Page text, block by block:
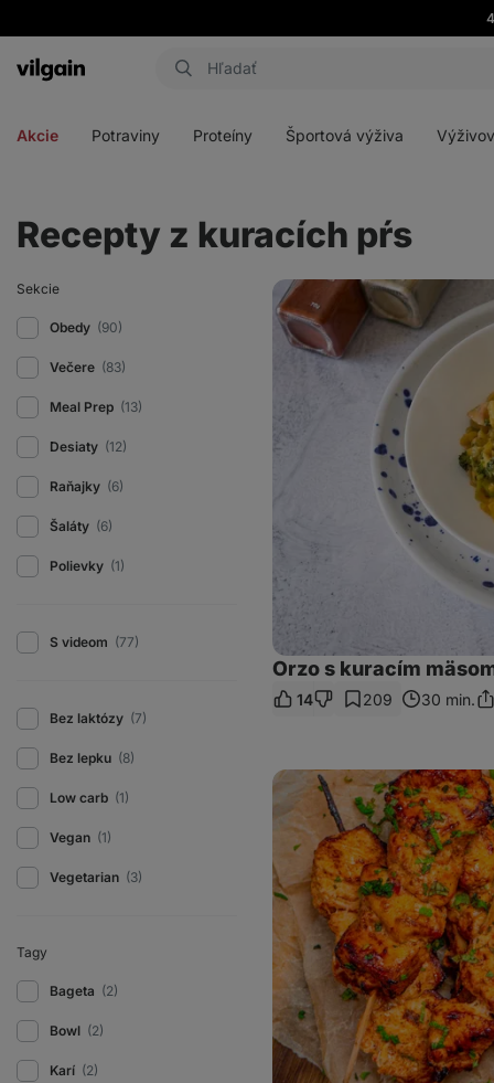
Eshop
Akcie Potraviny Proteíny Športová výživa
Recepty z kuracích pŕs
Sekcie
Obedy (90)
Večere (83)
Meal Prep (13)
Desiaty (12)
Raňajky (6)
Šaláty (6)
Polievky (1)
S videom (77)
Bez laktózy (7)
Bez lepku (8)
Low carb (1)
Vegan (1)
Vegetarian (3)
Tagy
Bageta (2)
Bowl (2)
Karí (2)
Orzo
kuracím
mäsom
Orzo s kuracím
14 209 30 min.
Bang
špízy